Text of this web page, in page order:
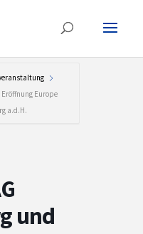
Europe
a.d.H.
und